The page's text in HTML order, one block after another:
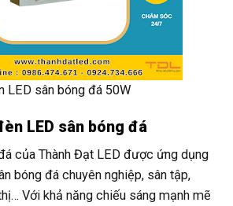
LED sân bóng đá 50W
LED sân bóng đá
của Thành Đạt LED được ứng dụng
bóng đá chuyên nghiệp, sân tập,
Với khả năng chiếu sáng mạnh mẽ